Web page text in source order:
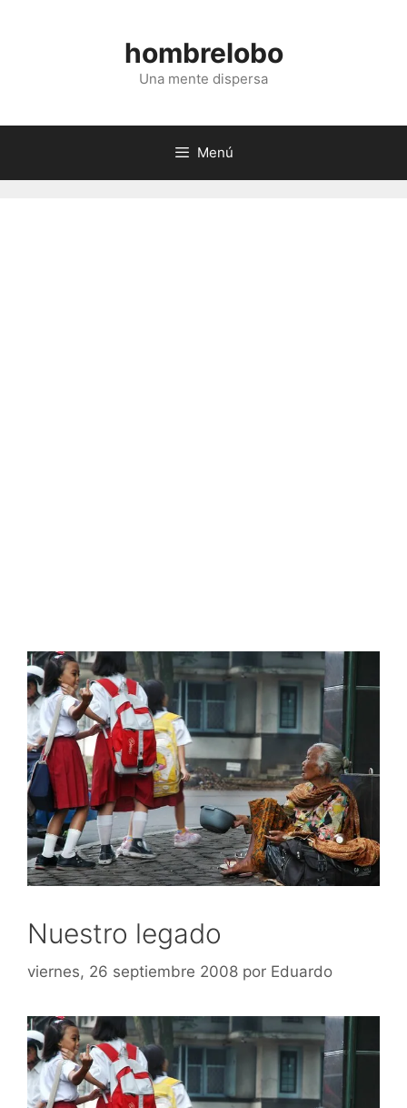
hombrelobo
Una mente dispersa
Menú
Nuestro legado
viernes, 26 septiembre 2008 por Eduardo